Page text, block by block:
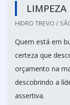
LIMPEZA
HIDRO TREVO /
Quem está em
certeza que
orçamento na
descobrindo a
assertiva.